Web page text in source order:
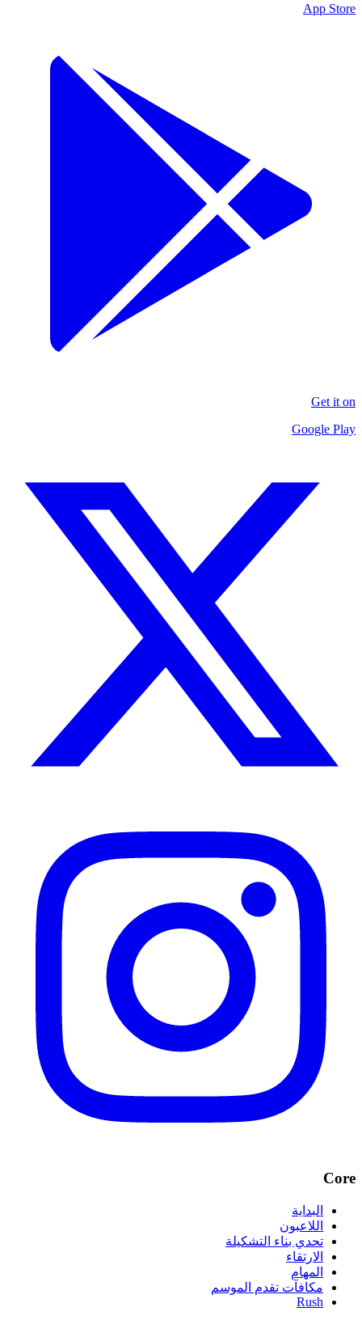
App Store
Get it on
Google Play
Core
البداية
اللاعبون
تحدي بناء التشكيلة
الارتقاء
المهام
مكافآت تقدم الموسم
Rush